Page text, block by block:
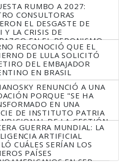
RUMBO A 2027:
CONSULTORAS
EL DESGASTE DE
Y LA CRISIS DE
EN EL PERONISMO
RECONOCIÓ QUE EL
DE LULA SOLICITÓ
DEL EMBAJADOR
EN BRASIL
RENUNCIÓ A UNA
PORQUE "SE HA
EN UNA
DE INSTITUTO PATRIA
DE LA GESTIÓN
GUERRA MUNDIAL: LA
ARTIFICIAL
CUÁLES SERÍAN LOS
PAÍSES
EN SER